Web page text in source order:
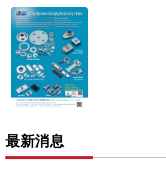
最新消息